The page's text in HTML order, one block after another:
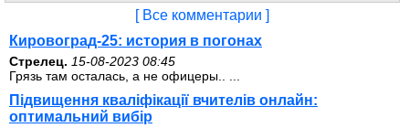
[ Все комментарии ]
Кировоград-25: история в погонах
Стрелец. 15-08-2023 08:45
Грязь там осталась, а не офицеры.. ...
Підвищення кваліфікації вчителів онлайн:
оптимальний вибір